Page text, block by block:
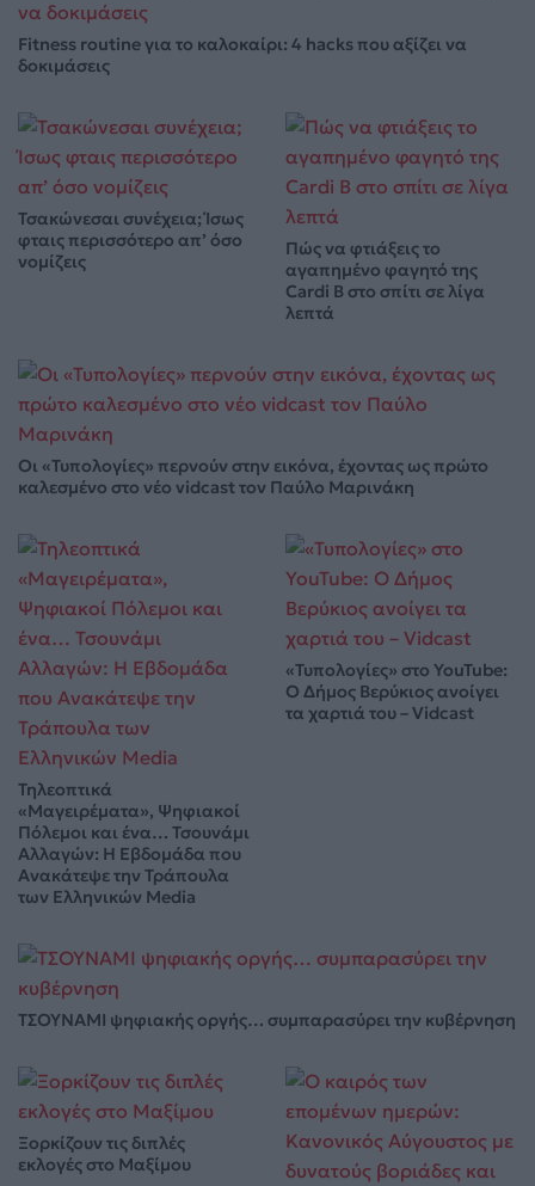
Fitness routine για το καλοκαίρι: 4 hacks που αξίζει να
δοκιμάσεις
Τσακώνεσαι συνέχεια; Ίσως
φταις περισσότερο απ’ όσο
νομίζεις
Πώς να φτιάξεις το
αγαπημένο φαγητό της
Cardi B στο σπίτι σε λίγα
λεπτά
Οι «Τυπολογίες» περνούν στην εικόνα, έχοντας ως πρώτο
καλεσμένο στο νέο vidcast τον Παύλο Μαρινάκη
Τηλεοπτικά
«Μαγειρέματα», Ψηφιακοί
Πόλεμοι και ένα… Τσουνάμι
Αλλαγών: Η Εβδομάδα που
Ανακάτεψε την Τράπουλα
των Ελληνικών Media
«Τυπολογίες» στο YouTube:
Ο Δήμος Βερύκιος ανοίγει
τα χαρτιά του – Vidcast
ΤΣΟΥΝΑΜΙ ψηφιακής οργής… συμπαρασύρει την κυβέρνηση
Ξορκίζουν τις διπλές
εκλογές στο Μαξίμου